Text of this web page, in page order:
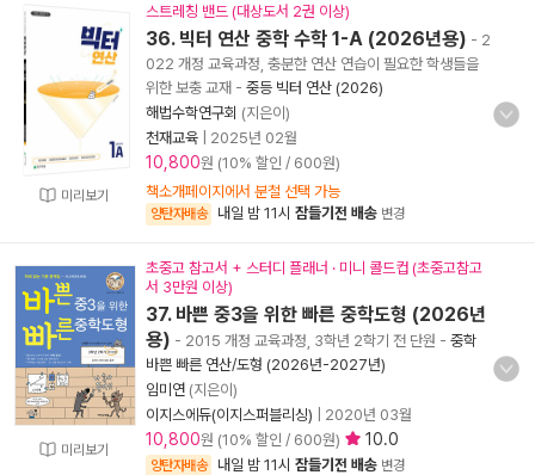
미리보기
스트레칭 밴드 (대상도서 2권 이상)
36. 빅터 연산 중학 수학 1-A (2026년용) - 2
022 개정 교육과정, 충분한 연산 연습이 필요한 학생들을
위한 보충 교재 - 중등 빅터 연산 (2026)
해법수학연구회 (지은이)
천재교육
2025년 02월
10,800원 (10% 할인 / 600원)
책소개페이지에서 분철 선택 가능
양탄자배송 내일 밤 11시 잠들기전 배송 변경
미리보기
초중고 참고서 + 스터디 플래너 · 미니 콜드컵 (초중고참고
서 3만원 이상)
37. 바쁜 중3을 위한 빠른 중학도형 (2026년
용) - 2015 개정 교육과정, 3학년 2학기 전 단원 - 중학
바쁜 빠른 연산/도형 (2026년-2027년)
임미연 (지은이)
이지스에듀(이지스퍼블리싱)
2020년 03월
10,800원 (10% 할인 / 600원) 10.0
양탄자배송 내일 밤 11시 잠들기전 배송 변경